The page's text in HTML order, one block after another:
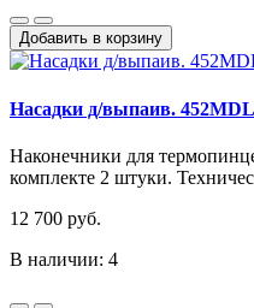
Добавить в корзину
Насадки д/выпаив.
Наконечники для
комплекте 2 штуки.
12 700 руб.
В наличии: 4